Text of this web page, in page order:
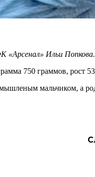
«Арсенал» Ильи Попкова.
750 граммов, рост
мальчиком, а